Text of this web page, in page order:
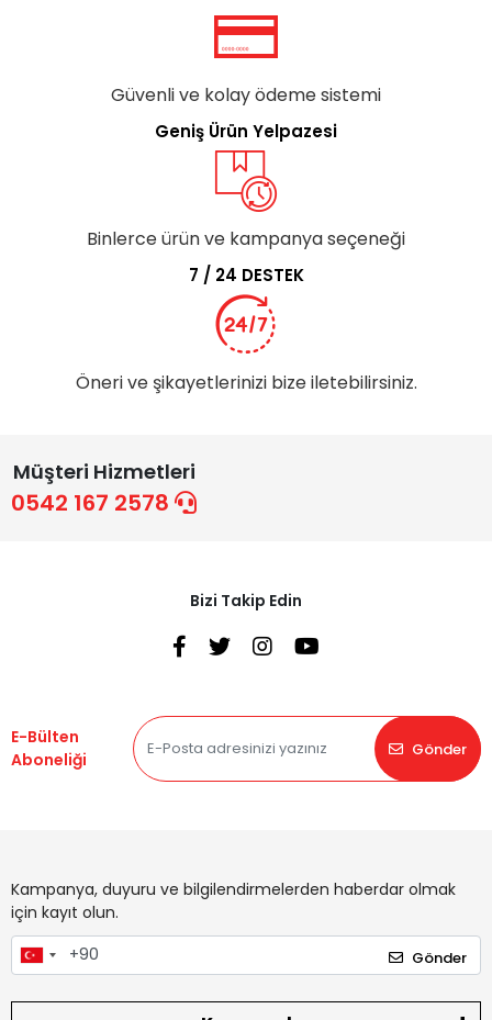
Güvenli ve kolay ödeme sistemi
Geniş Ürün Yelpazesi
Binlerce ürün ve kampanya seçeneği
7 / 24 DESTEK
Öneri ve şikayetlerinizi bize iletebilirsiniz.
Müşteri Hizmetleri
0542 167 2578
Bizi Takip Edin
E-Bülten
Aboneliği
Gönder
Kampanya, duyuru ve bilgilendirmelerden haberdar olmak
için kayıt olun.
Gönder